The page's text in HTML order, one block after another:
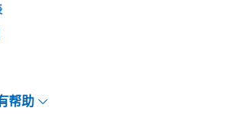
帮助